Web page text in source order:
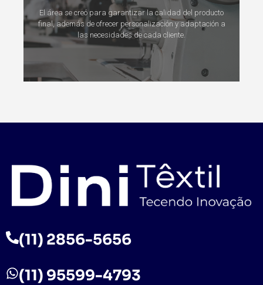
El área se creó para garantizar la calidad del producto
final, además de ofrecer personalización y adaptación a
las necesidades de cada cliente.
(11) 2856-5656
(11) 95599-4793